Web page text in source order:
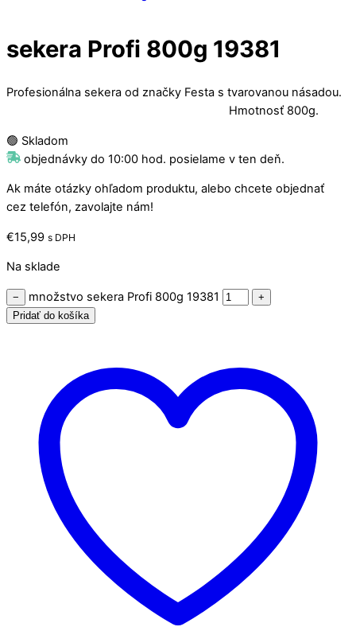
sekera Profi 800g 19381
Profesionálna sekera od značky Festa s tvarovanou násadou.
Hmotnosť 800g.
🟢 Skladom
objednávky do 10:00 hod. posielame v ten deň.
Ak máte otázky ohľadom produktu, alebo chcete objednať
cez telefón, zavolajte nám!
€15,99 s DPH
Na sklade
− množstvo sekera Profi 800g 19381
+
Pridať do košíka